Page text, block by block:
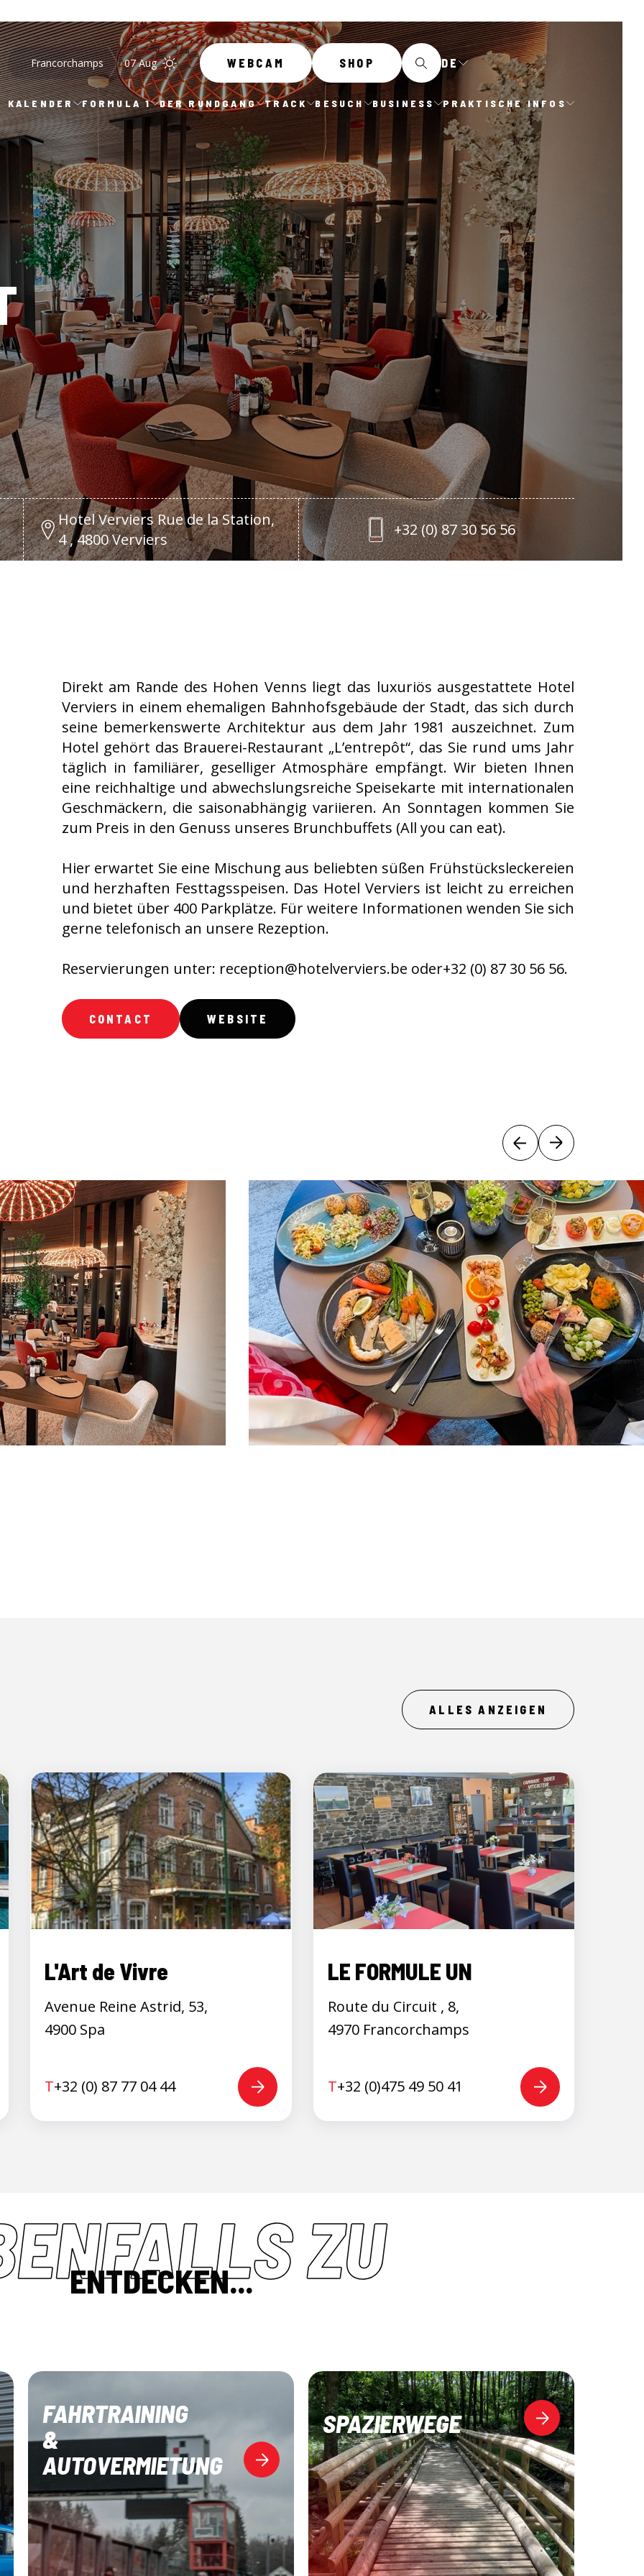
Francorchamps 07 Aug WEBCAM SHOP DE
KALENDER FORMULA 1 DER RUNDGANG TRACK BESUCH BUSINESS PRAKTISCHE INFOS
Hotel Verviers Rue de la Station,
4 , 4800 Verviers
+32 (0) 87 30 56 56
Direkt am Rande des Hohen Venns liegt das luxuriös ausgestattete Hotel
Verviers in einem ehemaligen Bahnhofsgebäude der Stadt, das sich durch
seine bemerkenswerte Architektur aus dem Jahr 1981 auszeichnet. Zum
Hotel gehört das Brauerei-Restaurant „L’entrepôt“, das Sie rund ums Jahr
täglich in familiärer, geselliger Atmosphäre empfängt. Wir bieten Ihnen
eine reichhaltige und abwechslungsreiche Speisekarte mit internationalen
Geschmäckern, die saisonabhängig variieren. An Sonntagen kommen Sie
zum Preis in den Genuss unseres Brunchbuffets (All you can eat).
Hier erwartet Sie eine Mischung aus beliebten süßen Frühstücksleckereien
und herzhaften Festtagsspeisen. Das Hotel Verviers ist leicht zu erreichen
und bietet über 400 Parkplätze. Für weitere Informationen wenden Sie sich
gerne telefonisch an unsere Rezeption.
Reservierungen unter: reception@hotelverviers.be oder+32 (0) 87 30 56 56.
CONTACT WEBSITE
ALLES ANZEIGEN
L'Art de Vivre
Avenue Reine Astrid, 53,
4900 Spa
T+32 (0) 87 77 04 44
LE FORMULE UN
Route du Circuit , 8,
4970 Francorchamps
T+32 (0)475 49 50 41
ZU
ENTDECKEN...
FAHRTRAINING
&
AUTOVERMIETUNG
SPAZIERWEGE